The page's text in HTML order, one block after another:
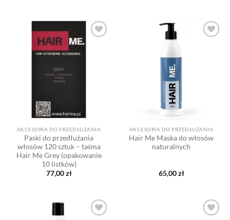
AKCESORIA DO PRZEDŁUŻANIA
Paski do przedłużania
włosów 120 sztuk – taśma
Hair Me Grey (opakowanie
10 listków)
77,00zł
AKCESORIA DO PRZEDŁUŻANIA
Hair Me Maska do włosów
naturalnych
65,00zł